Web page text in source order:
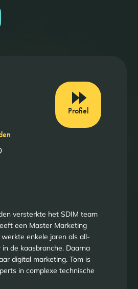
Profiel
versterkte het SDIM team
een Master Marketing
enkele jaren als all-
de kaasbranche. Daarna
digital marketing. Tom is
in complexe technische